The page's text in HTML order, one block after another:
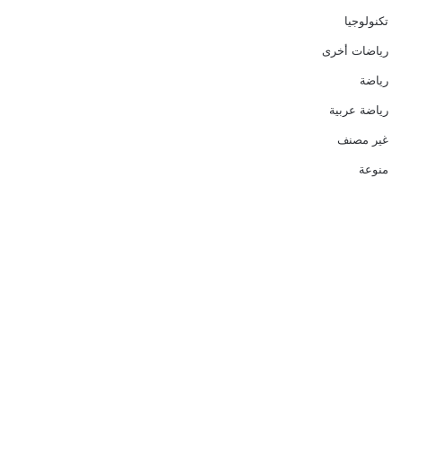
تكنولوجيا
رياضات أخرى
رياضة
رياضة عربية
غير مصنف
منوعة